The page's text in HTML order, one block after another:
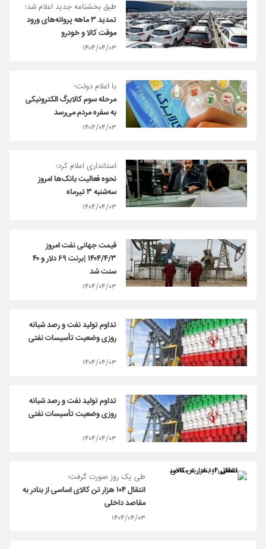
طبق بخشنامه جدید اعلام شد؛
تمدید ۳ ماهه پروانه‌های ورود
موقت کالا و خودرو
۱۴۰۴/۰۴/۰۳
با اعلام دولت؛
مرحله سوم کالابرگ الکترونیکی
به سفره مردم می‌رسد
۱۴۰۴/۰۴/۰۳
استانداری اعلام کرد؛
نحوه فعالیت بانک‌ها امروز
سه‌شنبه ۳ تیرماه
۱۴۰۴/۰۴/۰۳
قیمت جهانی نفت امروز
۱۴۰۴/۴/۳ |برنت ۶۹ دلار و ۴۰
سنت شد
۱۴۰۴/۰۴/۰۳
تداوم تولید نفت و رصد شبانه
روزی وضعیت تأسیسات نفتی
۱۴۰۴/۰۴/۰۳
تداوم تولید نفت و رصد شبانه
روزی وضعیت تأسیسات نفتی
۱۴۰۴/۰۴/۰۳
طی یک روز صورت گرفت؛
انتقال ۱۰۴ هزار تن کالای اساسی از بنادر به
مقاصد داخلی
۱۴۰۴/۰۴/۰۳